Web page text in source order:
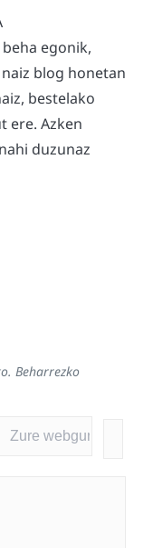
egonik,
blog honetan
bestelako
ere. Azken
duzunaz
Beharrezko